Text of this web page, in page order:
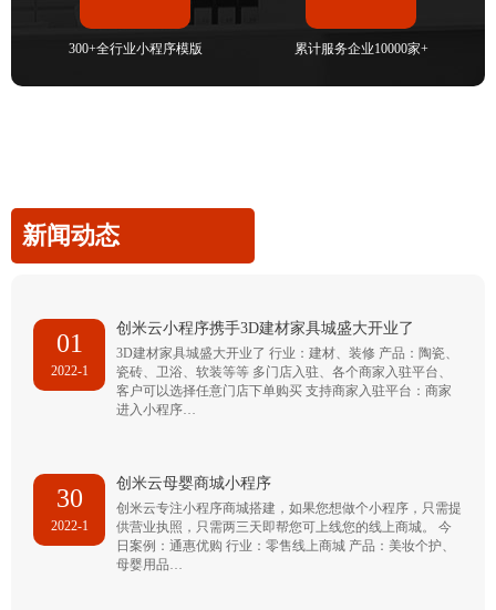
300+全行业小程序模版 累计服务企业10000家+
新闻动态
01
2022-1
创米云小程序携手3D建材家具城盛大开业了
3D建材家具城盛大开业了 行业：建材、装修 产品：陶瓷、
瓷砖、卫浴、软装等等 多门店入驻、各个商家入驻平台、
客户可以选择任意门店下单购买 支持商家入驻平台：商家
进入小程序…
30
2022-1
创米云母婴商城小程序
创米云专注小程序商城搭建，如果您想做个小程序，只需提
供营业执照，只需两三天即帮您可上线您的线上商城。 今
日案例：通惠优购 行业：零售线上商城 产品：美妆个护、
母婴用品…